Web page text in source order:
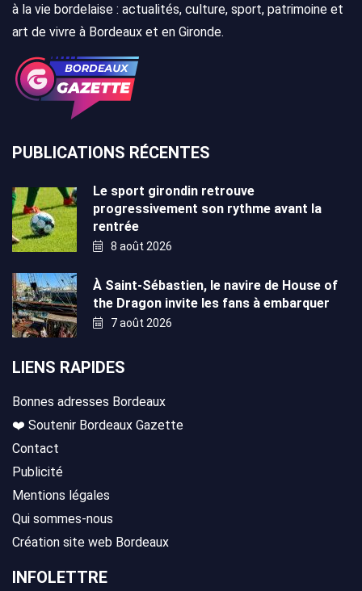
à la vie bordelaise : actualités, culture, sport, patrimoine et
art de vivre à Bordeaux et en Gironde.
PUBLICATIONS RÉCENTES
Le sport girondin retrouve
progressivement son rythme avant la
rentrée
8 août 2026
À Saint-Sébastien, le navire de House of
the Dragon invite les fans à embarquer
7 août 2026
LIENS RAPIDES
Bonnes adresses Bordeaux
❤️ Soutenir Bordeaux Gazette
Contact
Publicité
Mentions légales
Qui sommes-nous
Création site web Bordeaux
INFOLETTRE